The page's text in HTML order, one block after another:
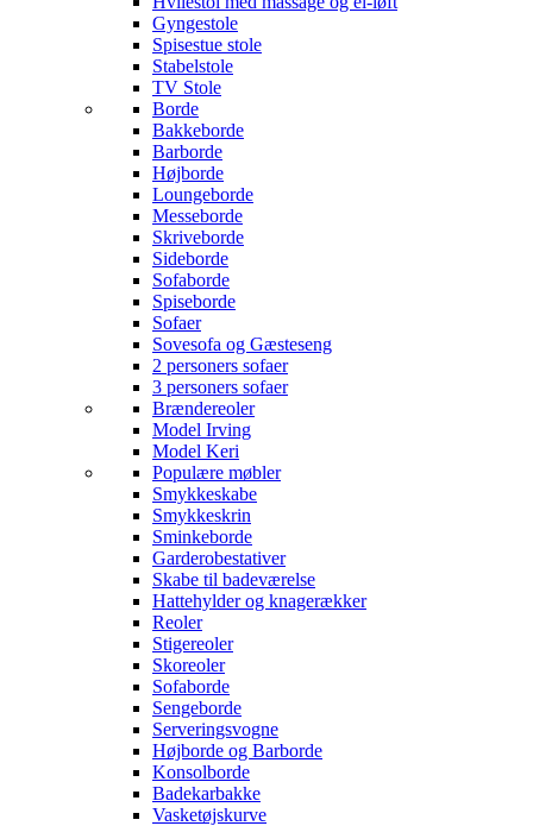
Gyngestole
Spisestue stole
Stabelstole
TV Stole
Borde
Bakkeborde
Barborde
Højborde
Loungeborde
Messeborde
Skriveborde
Sideborde
Sofaborde
Spiseborde
Sofaer
Sovesofa og Gæsteseng
2 personers sofaer
3 personers sofaer
Brændereoler
Model Irving
Model Keri
Populære møbler
Smykkeskabe
Smykkeskrin
Sminkeborde
Garderobestativer
Skabe til badeværelse
Hattehylder og knagerækker
Reoler
Stigereoler
Skoreoler
Sofaborde
Sengeborde
Serveringsvogne
Højborde og Barborde
Konsolborde
Badekarbakke
Vasketøjskurve